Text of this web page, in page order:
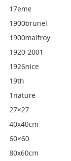
17eme
1900brunel
1900malfroy
1920-2001
1926nice
19th
1nature
27×27
40x40cm
60×60
80x60cm